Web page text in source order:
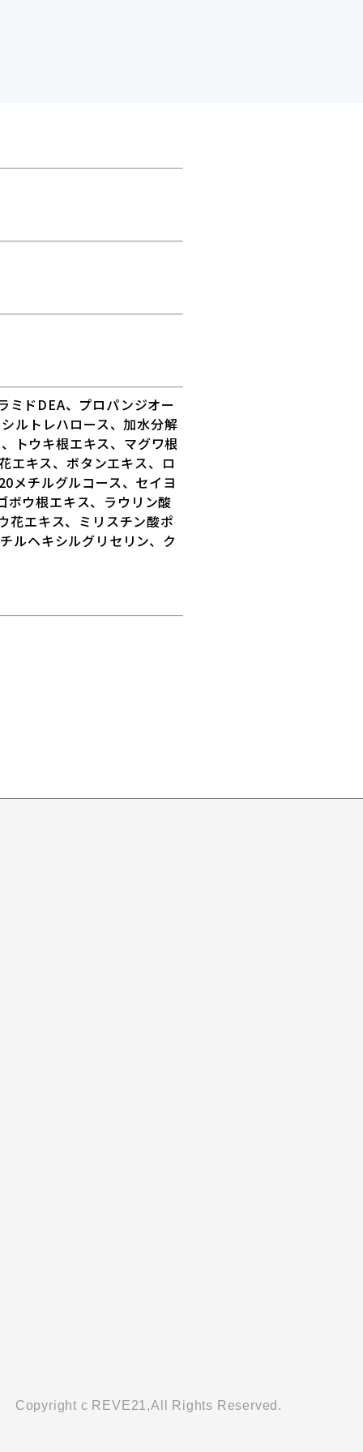
ミドDEA、プロパンジオー
ルトレハロース、加水分解
トウキ根エキス、マグワ根
エキス、ボタンエキス、ロ
メチルグルコース、セイヨ
ボウ根エキス、ラウリン酸
花エキス、ミリスチン酸ポ
ルヘキシルグリセリン、ク
Copyright c REVE21,All Rights Reserved.